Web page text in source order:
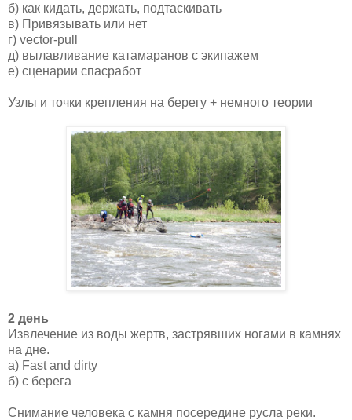
б) как кидать, держать, подтаскивать
в) Привязывать или нет
г) vector-pull
д) вылавливание катамаранов с экипажем
е) сценарии спасработ
Узлы и точки крепления на берегу + немного теории
2 день
Извлечение из воды жертв, застрявших ногами в камнях
на дне.
а) Fast and dirty
б) с берега
Снимание человека с камня посередине русла реки.